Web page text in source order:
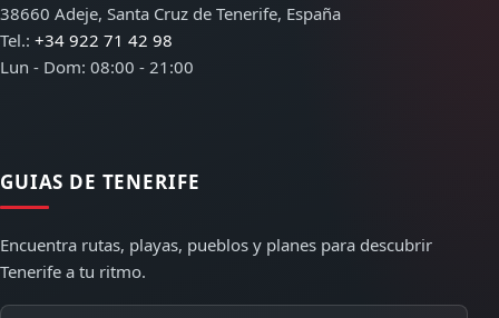
38660 Adeje, Santa Cruz de Tenerife, España
Tel.: +34 922 71 42 98
Lun - Dom: 08:00 - 21:00
GUIAS DE TENERIFE
Encuentra rutas, playas, pueblos y planes para descubrir
Tenerife a tu ritmo.